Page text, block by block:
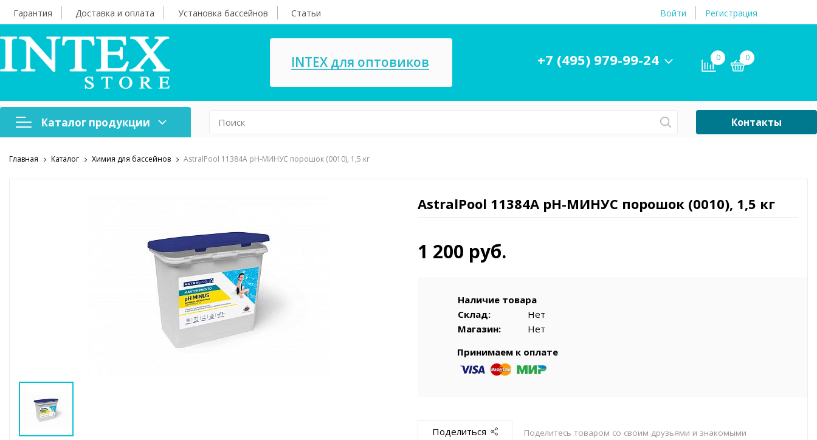
Гарантия Доставка и оплата Установка бассейнов Статьи Войти Регистрация
INTEX для оптовиков +7 (495) 979-99-24 0 0
Каталог продукции
Надувная мебель Насосы, ремкомплекты
игрушки
принадлежности
Химия для бассейнов
Воздушные насосы
Контакты
Главная Каталог Химия для бассейнов AstralPool 11384A pH-МИНУС порошок (0010), 1,5 кг
AstralPool 11384A pH-МИНУС порошок (0010), 1,5 кг
1 200 руб.
Наличие товара
Склад:
Нет
Магазин:
Нет
Принимаем к оплате
Поделиться Поделитесь товаром со своим друзьями и знакомыми